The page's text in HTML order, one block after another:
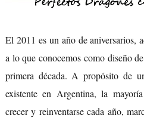
El 2011 es un año de aniversarios,
a lo que conocemos como diseño
primera década. A propósito de
existente en Argentina, la
crecer y reinventarse cada año,